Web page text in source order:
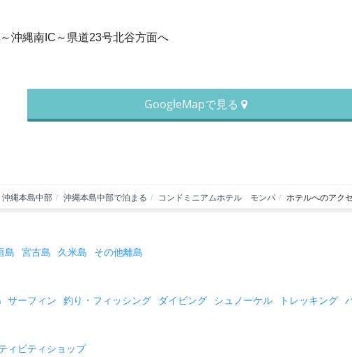
沖縄南IC～県道23号北谷方面へ
GoogleMapで見る
沖縄本島中部 沖縄本島中部で泊まる コンドミニアムホテル モンパ ホテルへのアク
島 宮古島 久米島 その他離島
サーフィン 釣り・フィッシング ダイビング シュノーケル トレッキング
ィビティショップ